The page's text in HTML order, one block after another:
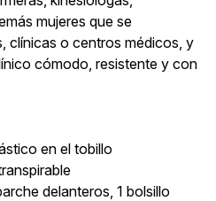
mujeres que se
clínicas o centros médicos, y
cómodo, resistente y con
en el tobillo
delanteros, 1 bolsillo